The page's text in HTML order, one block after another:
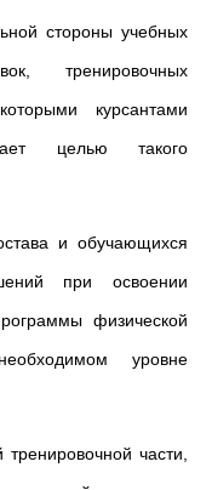
стороны учебных
тренировочных
курсантами
целью такого
и обучающихся
при освоении
физической
уровне
части,